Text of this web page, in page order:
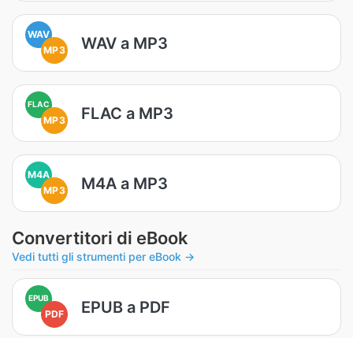
WAV
MP3
WAV a MP3
FLAC
MP3 FLAC a MP3
M4A
MP3
M4A a MP3
Convertitori di eBook
Vedi tutti gli strumenti per eBook →
EPUB
PDF EPUB a PDF